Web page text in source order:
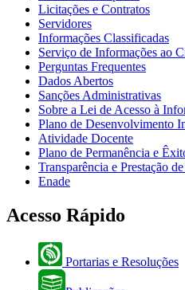
Licitações e Contratos
Servidores
Informações Classificadas
Serviço de Informações ao
Perguntas Frequentes
Dados Abertos
Sanções Administrativas
Sobre a Lei de Acesso à
Plano de Desenvolvimento
Atividade Docente
Plano de Permanência e
Transparência e Prestação
Enade
Acesso Rápido
Portarias e Resoluções